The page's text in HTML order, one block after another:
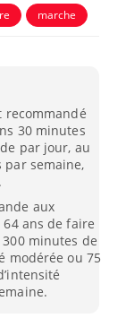
marche
recommandé
30 minutes
par jour, au
semaine,
aux
ans de faire
minutes de
modérée ou 75